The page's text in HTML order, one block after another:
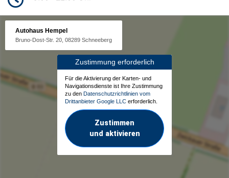
Autohaus Hempel
Bruno-Dost-Str. 20, 08289 Schneeberg
Zustimmung erforderlich
Für die Aktivierung der Karten- und
Navigationsdienste ist Ihre Zustimmung
zu den Datenschutzrichtlinien vom
Drittanbieter Google LLC erforderlich.
Zustimmen
und aktivieren